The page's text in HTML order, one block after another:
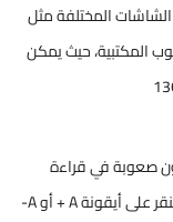
المختلفة مثل
المكتبية، حيث يمكن
صعوبة في قراءة
النصوص ميزة لتكبير أو تصغير حجم الخط من خلال النقر على أيقونة A + أو A-